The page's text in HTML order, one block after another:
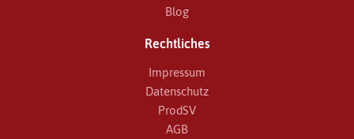
Blog
Rechtliches
Impressum
Datenschutz
ProdSV
AGB